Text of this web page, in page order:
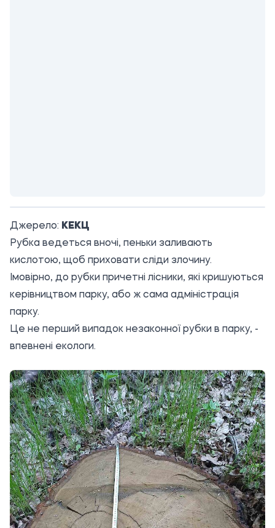
Джерело: КЕКЦ
Рубка ведеться вночі, пеньки заливають
кислотою, щоб приховати сліди злочину.
Імовірно, до рубки причетні лісники, які кришуються
керівництвом парку, або ж сама адміністрація
парку.
Це не перший випадок незаконної рубки в парку, -
впевнені екологи.